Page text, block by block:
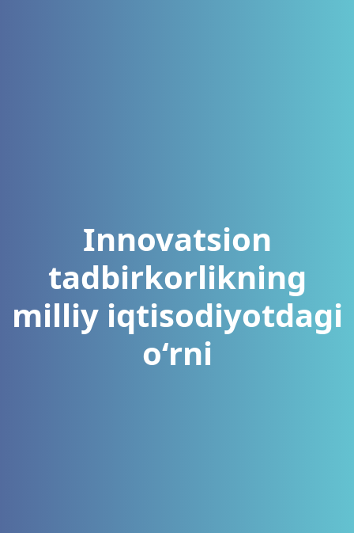
Innovatsion
tadbirkorlikning
milliy iqtisodiyotdagi
o‘rni